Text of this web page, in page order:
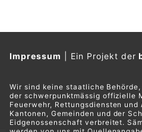
Impressum Ein Projekt der
Wir sind keine staatliche
der schwerpunktmässig offizielle
Feuerwehr, Rettungsdiensten und
Kantonen, Gemeinden und der
Eidgenossenschaft verbreitet.